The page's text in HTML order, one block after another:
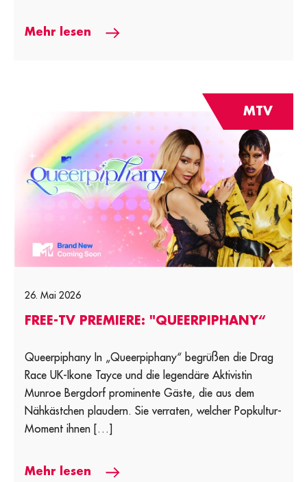
Mehr lesen
MTV
26. Mai 2026
FREE-TV PREMIERE: "QUEERPIPHANY“
Queerpiphany In „Queerpiphany“ begrüßen die Drag
Race UK-Ikone Tayce und die legendäre Aktivistin
Munroe Bergdorf prominente Gäste, die aus dem
Nähkästchen plaudern. Sie verraten, welcher Popkultur-
Moment ihnen […]
Mehr lesen